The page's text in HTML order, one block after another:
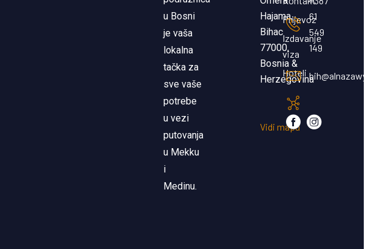
u Bosni
je vaša
lokalna
tačka za
sve vaše
potrebe
u vezi
putovanja
u Mekku
i
Medinu.
Prijevoz
Izdavanje
viza
Hoteli
Hajama,
Bihac
77000,
Bosnia &
Herzegovina
Vidi mapu
61
549
149